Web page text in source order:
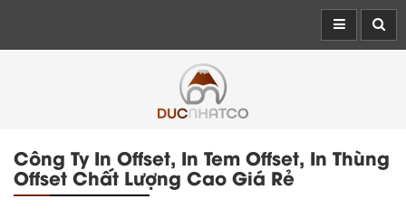
Công Ty In Offset, In Tem Offset, In Thùng
Offset Chất Lượng Cao Giá Rẻ